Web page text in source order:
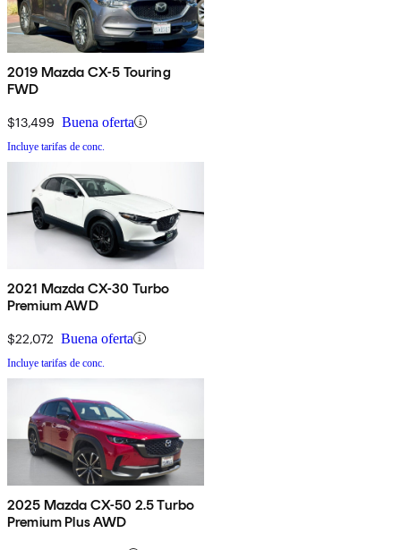
2019 Mazda CX-5 Touring
FWD
$13,499 Buena oferta
Incluye tarifas de conc.
2021 Mazda CX-30 Turbo
Premium AWD
$22,072 Buena oferta
Incluye tarifas de conc.
2025 Mazda CX-50 2.5 Turbo
Premium Plus AWD